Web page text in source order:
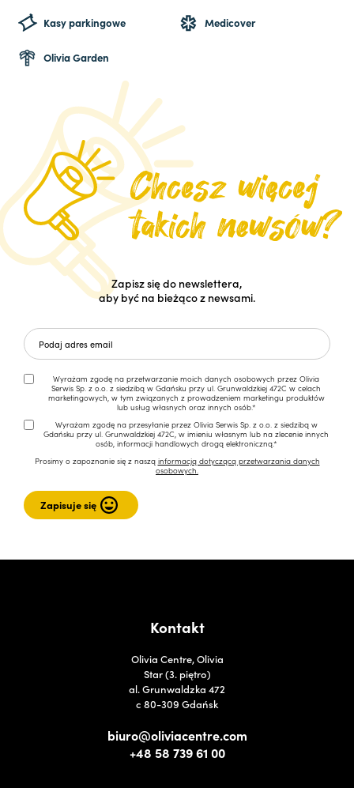
Kasy parkingowe Medicover
Olivia Garden
Zapisz się do newslettera,
aby być na bieżąco z newsami.
Wyrażam zgodę na przetwarzanie moich danych osobowych przez Olivia
Serwis Sp. z o.o. z siedzibą w Gdańsku przy ul. Grunwaldzkiej 472C w celach
marketingowych, w tym związanych z prowadzeniem marketingu produktów
lub usług własnych oraz innych osób.*
Wyrażam zgodę na przesyłanie przez Olivia Serwis Sp. z o.o. z siedzibą w
Gdańsku przy ul. Grunwaldzkiej 472C, w imieniu własnym lub na zlecenie innych
osób, informacji handlowych drogą elektroniczną.*
Prosimy o zapoznanie się z naszą informacją dotyczącą przetwarzania danych
osobowych.
Kontakt
Olivia Centre, Olivia
Star (3. piętro)
al. Grunwaldzka 472
c 80-309 Gdańsk
biuro@oliviacentre.com
+48 58 739 61 00